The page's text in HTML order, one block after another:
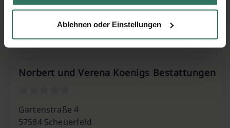
Ablehnen oder Einstellungen
Rheinstraße 49
56593 Horhausen
Norbert und Verena Koenigs Bestattungen
Gartenstraße 4
57584 Scheuerfeld